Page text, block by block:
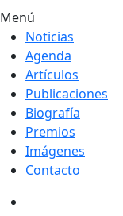
Menú
Noticias
Agenda
Artículos
Publicaciones
Biografía
Premios
Imágenes
Contacto